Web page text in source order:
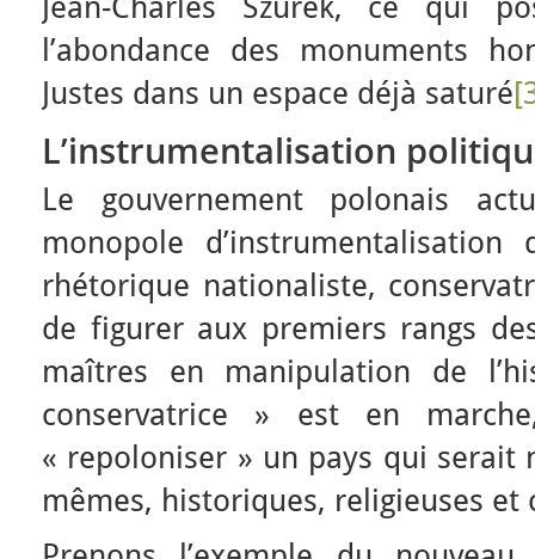
Jean-Charles Szurek, ce qui
l’abondance des monuments
Justes dans un espace déjà saturé
L’instrumentalisation
Le gouvernement polonais
monopole
rhétorique nationaliste,
de figurer aux premiers rangs
maîtres en manipulation de
conservatrice » est en
« repoloniser » un pays qui serait
mêmes, historiques, religieuses et